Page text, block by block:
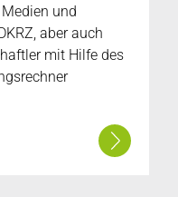
und
aber auch
mit Hilfe des